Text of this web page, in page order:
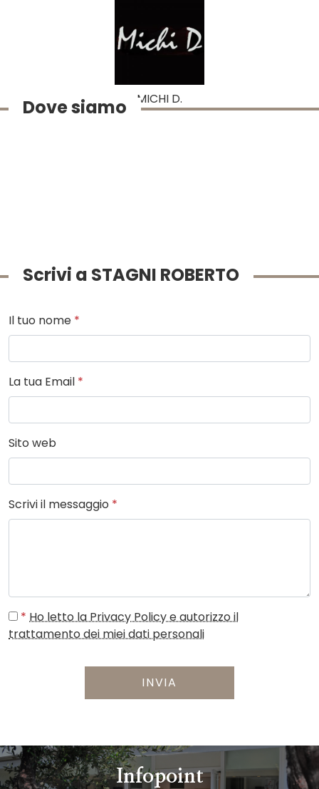
MICHI D.
Dove siamo
Scrivi a STAGNI ROBERTO
Il tuo nome *
La tua Email *
Sito web
Scrivi il messaggio *
* Ho letto la Privacy Policy e autorizzo il
trattamento dei miei dati personali
INVIA
Infopoint